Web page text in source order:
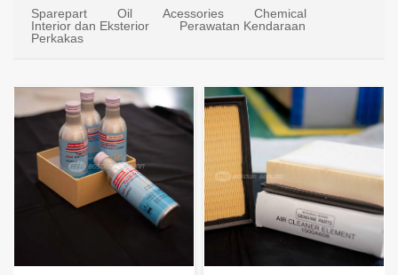
Sparepart Oil Acessories
Chemical
Interior dan Eksterior
Perawatan Kendaraan
Perkakas